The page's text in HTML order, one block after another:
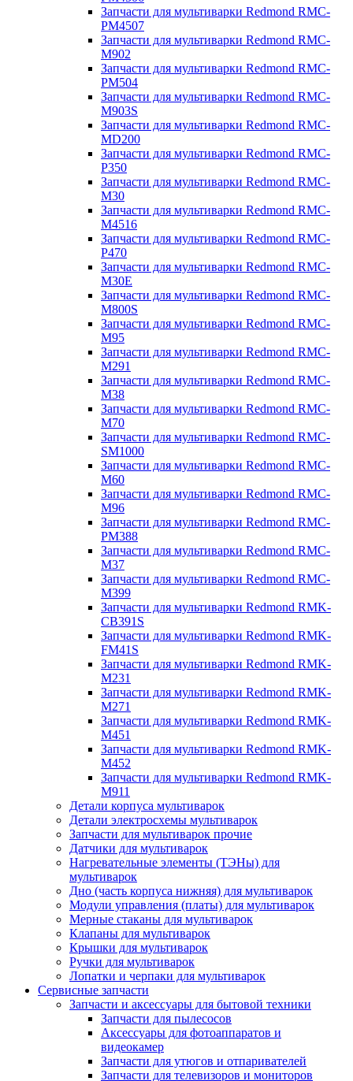
Запчасти для мультиварки Redmond RMC-
PM4507
Запчасти для мультиварки Redmond RMC-
M902
Запчасти для мультиварки Redmond RMC-
PM504
Запчасти для мультиварки Redmond RMC-
M903S
Запчасти для мультиварки Redmond RMC-
MD200
Запчасти для мультиварки Redmond RMC-
P350
Запчасти для мультиварки Redmond RMC-
M30
Запчасти для мультиварки Redmond RMC-
M4516
Запчасти для мультиварки Redmond RMC-
P470
Запчасти для мультиварки Redmond RMC-
M30E
Запчасти для мультиварки Redmond RMC-
M800S
Запчасти для мультиварки Redmond RMC-
M95
Запчасти для мультиварки Redmond RMC-
M291
Запчасти для мультиварки Redmond RMC-
M38
Запчасти для мультиварки Redmond RMC-
M70
Запчасти для мультиварки Redmond RMC-
SM1000
Запчасти для мультиварки Redmond RMC-
M60
Запчасти для мультиварки Redmond RMC-
M96
Запчасти для мультиварки Redmond RMC-
PM388
Запчасти для мультиварки Redmond RMC-
M37
Запчасти для мультиварки Redmond RMC-
M399
Запчасти для мультиварки Redmond RMK-
CB391S
Запчасти для мультиварки Redmond RMK-
FM41S
Запчасти для мультиварки Redmond RMK-
M231
Запчасти для мультиварки Redmond RMK-
M271
Запчасти для мультиварки Redmond RMK-
M451
Запчасти для мультиварки Redmond RMK-
M452
Запчасти для мультиварки Redmond RMK-
M911
Детали корпуса мультиварок
Детали электросхемы мультиварок
Запчасти для мультиварок прочие
Датчики для мультиварок
Нагревательные элементы (ТЭНы) для
мультиварок
Дно (часть корпуса нижняя) для мультиварок
Модули управления (платы) для мультиварок
Мерные стаканы для мультиварок
Клапаны для мультиварок
Крышки для мультиварок
Ручки для мультиварок
Лопатки и черпаки для мультиварок
Сервисные запчасти
Запчасти и аксессуары для бытовой техники
Запчасти для пылесосов
Аксессуары для фотоаппаратов и
видеокамер
Запчасти для утюгов и отпаривателей
Запчасти для телевизоров и мониторов